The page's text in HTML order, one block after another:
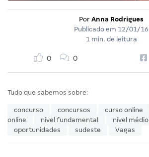
Por Anna Rodrigues
Publicado em 12/01/16
1 min. de leitura
0 0
Tudo que sabemos sobre:
concurso concursos curso online
online
nível fundamental nível médio
oportunidades
sudeste Vagas